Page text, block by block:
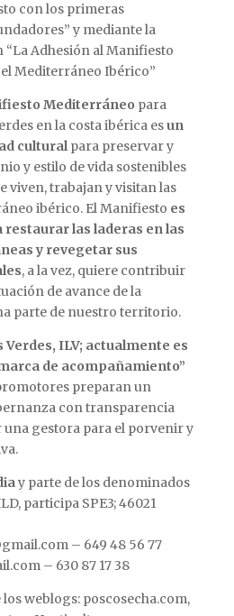
con los primeras
y mediante la
Adhesión al Manifiesto
Mediterráneo Ibérico”
Mediterráneo para
en la costa ibérica esun
culturalpara preservar y
y estilo de vida sostenibles
viven, trabajan y visitan las
ibérico. El Manifiesto es
las laderas en las
y revegetar sus
, a la vez, quiere contribuir
de avance de la
parte de nuestro territorio.
ILV; actualmente es
de acompañamiento”
preparan un
con transparencia
gestora para el porvenir y
y parte de los denominados
participa SPE3; 46021
– 649 48 56 77
– 630 87 17 38
weblogs: poscosecha.com,